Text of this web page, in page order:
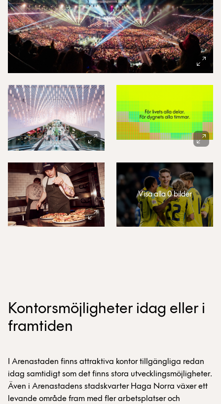
Kontorsmöjligheter idag eller i
framtiden
I Arenastaden finns attraktiva kontor tillgängliga redan
idag samtidigt som det finns stora utvecklingsmöjligheter.
Även i Arenastadens stadskvarter Haga Norra växer ett
levande område fram med fler arbetsplatser och